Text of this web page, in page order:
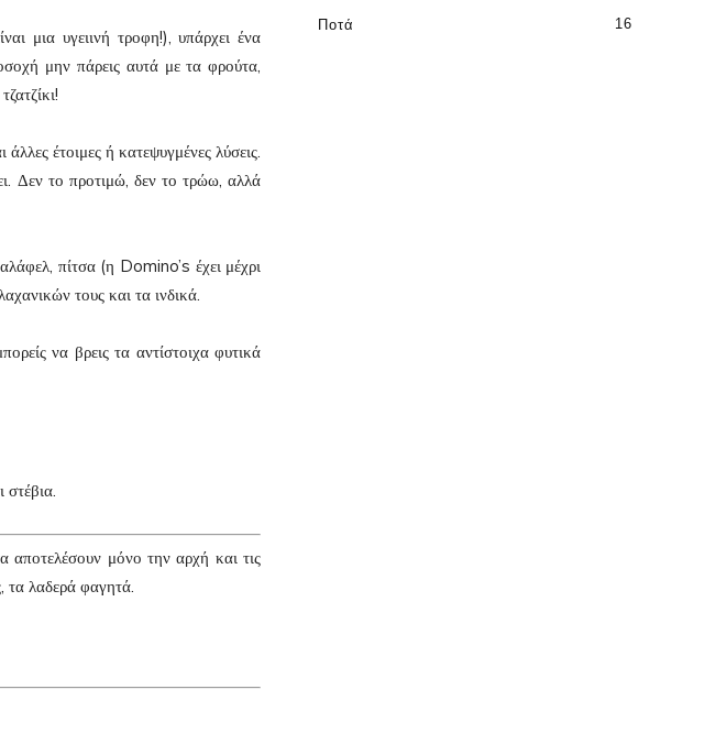
μια υγειινή τροφη!), υπάρχει ένα
μην πάρεις αυτά με τα φρούτα,
έτοιμες ή κατεψυγμένες λύσεις.
Δεν το προτιμώ, δεν το τρώω, αλλά
πίτσα (η Domino’s έχει μέχρι
τους και τα ινδικά.
να βρεις τα αντίστοιχα φυτικά
αποτελέσουν μόνο την αρχή και τις
τα λαδερά φαγητά.
Ποτά 16